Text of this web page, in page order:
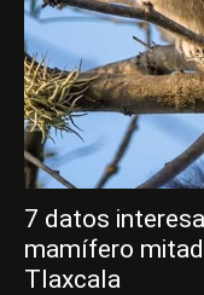
7 datos
mamífero
Tlaxcala